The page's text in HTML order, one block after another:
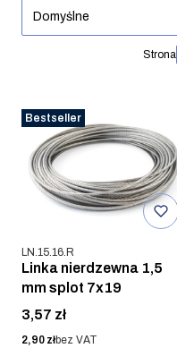
Domyślne
Strona
Bestseller
Kod produktu
LN.15.16.R
Linka nierdzewna 1,5
mm splot 7x19
Cena
3,57 zł
Cena
2,90 złbez VAT